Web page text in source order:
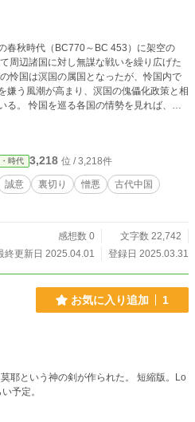
春秋時代（BC770～BC 453）に架空の
怜国は溟国の属国となったが、怜国内で
嫌う風潮が高まり、溟国の傀儡化政策と相
る。 怜国を巡る各国の情勢を見れば、一
のは明白であるが、惰性と安穏に慣れ切
それ
生じる。 怜欣は怜国を護るために奮闘
とどめようがなかった。 結局、怜国は滅
。 怜国は日本、溟国はア
安国・・ベトナム
時代 3,218 位 / 3,218件
誠意 裏切り 憎悪
古代中国
感想数 0
文字数 22,742
終更新日 2025.04.01
登録日 2025.03.31
お気に入り追加 1
いう神の剣が作られた。 短縮版。Lo
予定。